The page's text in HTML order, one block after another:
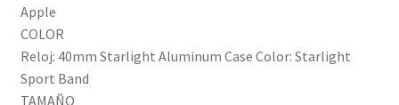
Apple
COLOR
Reloj: 40mm Starlight Aluminum Case Color: Starlight
Sport Band
TAMAÑO